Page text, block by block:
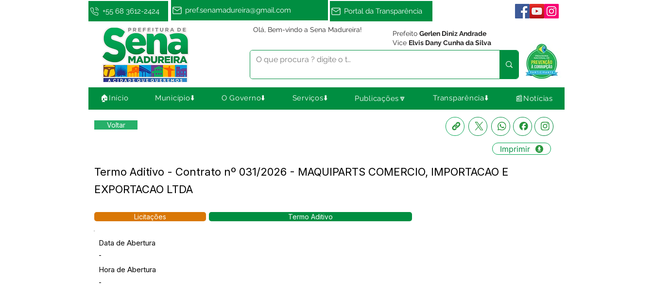
+55 68 3612-2424 pref.senamadureira@gmail.com Portal da Transparência
Olá, Bem-vindo a Sena Madureira! Prefeito Gerlen Diniz Andrade
Vice Elvis Dany Cunha da Silva
🏠Início Município⬇️ O Governo⬇️ Serviços⬇️ Publicações🔽 Transparência⬇️ 📰Notícias
Voltar
Imprimir
Termo Aditivo - Contrato nº 031/2026 - MAQUIPARTS COMERCIO, IMPORTACAO E
EXPORTACAO LTDA
Licitações Termo Aditivo
Data de Abertura
-
Hora de Abertura
-